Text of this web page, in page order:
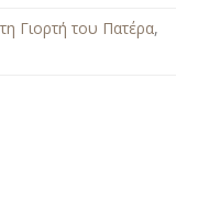
Γιορτή του Πατέρα,